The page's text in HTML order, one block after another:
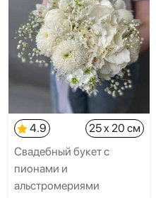
4.9
25 x 20 см
Свадебный букет с
пионами и
альстромериями